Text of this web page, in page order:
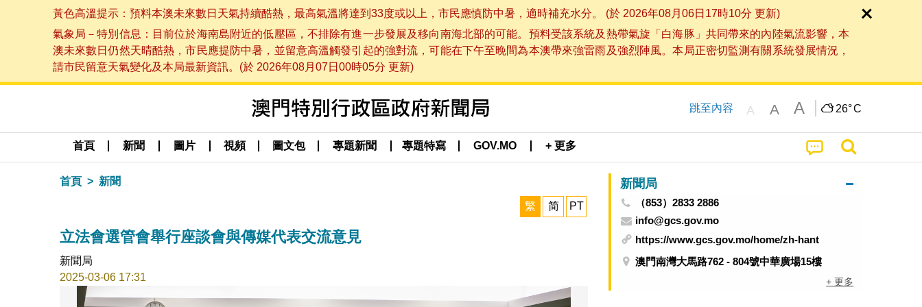
黃色高溫提示：預料本澳未來數日天氣持續酷熱，最高氣溫將達到33度或以上，市民應慎防中暑，適時補充水分。 (於 2026年08月06日17時10分 更新)
氣象局－特別信息：目前位於海南島附近的低壓區，不排除有進一步發展及移向南海北部的可能。預料受該系統及熱帶氣旋「白海豚」共同帶來的內陸氣流影響，本
澳未來數日仍然天晴酷熱，市民應提防中暑，並留意高溫觸發引起的強對流，可能在下午至晚間為本澳帶來強雷雨及強烈陣風。本局正密切監測有關系統發展情況，
請市民留意天氣變化及本局最新資訊。(於 2026年08月07日00時05分 更新)
跳至內容 A A A 26°C
首頁 新聞 圖片 視頻 圖文包 專題新聞 專題特寫 GOV.MO + 更多
首頁 新聞
繁 简 PT
立法會選管會舉行座談會與傳媒代表交流意見
新聞局
2025-03-06 17:31
新聞局
（853）2833 2886
info@gcs.gov.mo
https://www.gcs.gov.mo/home/zh-hant
澳門南灣大馬路762 - 804號中華廣場15樓
+ 更多